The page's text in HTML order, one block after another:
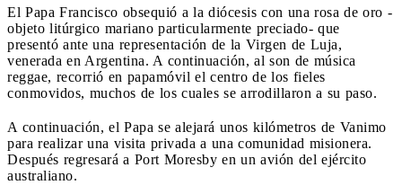
El Papa Francisco obsequió a la diócesis con una rosa de oro -
objeto litúrgico mariano particularmente preciado- que
presentó ante una representación de la Virgen de Luja,
venerada en Argentina. A continuación, al son de música
reggae, recorrió en papamóvil el centro de los fieles
conmovidos, muchos de los cuales se arrodillaron a su paso.
A continuación, el Papa se alejará unos kilómetros de Vanimo
para realizar una visita privada a una comunidad misionera.
Después regresará a Port Moresby en un avión del ejército
australiano.